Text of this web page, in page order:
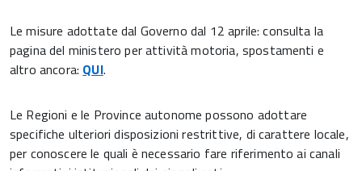
Le misure adottate dal Governo dal 12 aprile: consulta la
pagina del ministero per attività motoria, spostamenti e
altro ancora: QUI.
Le Regioni e le Province autonome possono adottare
specifiche ulteriori disposizioni restrittive, di carattere locale,
per conoscere le quali è necessario fare riferimento ai canali